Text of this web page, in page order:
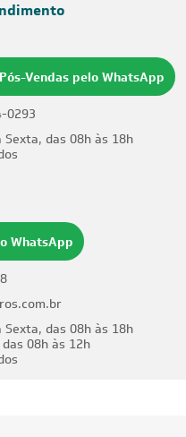
Vendas pelo WhatsApp
0293
Sexta, das 08h às 18h
WhatsApp
Sexta, das 08h às 18h
08h às 12h